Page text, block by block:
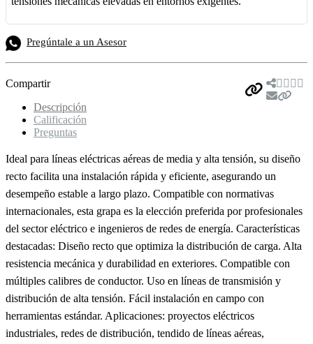
Pregúntale a un Asesor
Compartir
Descripción
Calificación
Preguntas
Ideal para líneas eléctricas aéreas de media y alta tensión, su diseño
recto facilita una instalación rápida y eficiente, asegurando un
desempeño estable a largo plazo. Compatible con normativas
internacionales, esta grapa es la elección preferida por profesionales
del sector eléctrico e ingenieros de redes de energía. Características
destacadas: Diseño recto que optimiza la distribución de carga. Alta
resistencia mecánica y durabilidad en exteriores. Compatible con
múltiples calibres de conductor. Uso en líneas de transmisión y
distribución de alta tensión. Fácil instalación en campo con
herramientas estándar. Aplicaciones: proyectos eléctricos
industriales, redes de distribución, tendido de líneas aéreas,